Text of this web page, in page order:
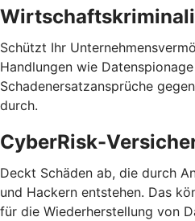
Schützt Ihr
Handlungen wie
Schadenersatzansprüche
durch.
CyberRisk-
Deckt Schäden ab, die durch
und Hackern entstehen. Das
für die Wiederherstellung von